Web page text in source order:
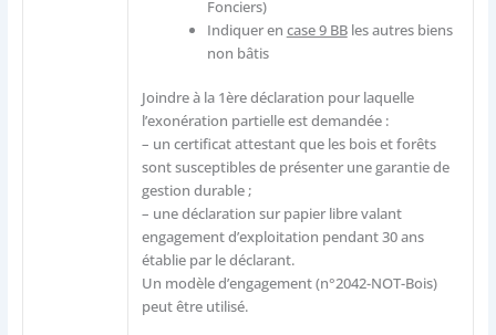
Fonciers)
Indiquer en case 9 BBles autres biens
non bâtis
Joindre à la 1ère déclaration pour laquelle
l’exonération partielle est demandée :
– un certificat attestant que les bois et forêts
sont susceptibles de présenter une garantie de
gestion durable ;
– une déclaration sur papier libre valant
engagement d’exploitation pendant 30 ans
établie par le déclarant.
Un modèle d’engagement (n°2042-NOT-Bois)
peut être utilisé.